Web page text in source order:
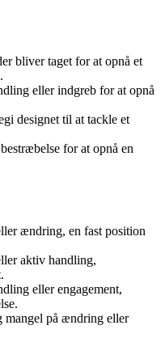
bliver taget for at opnå et
eller indgreb for at opnå
designet til at tackle et
for at opnå en
ændring, en fast position
aktiv handling,
eller engagement,
mangel på ændring eller